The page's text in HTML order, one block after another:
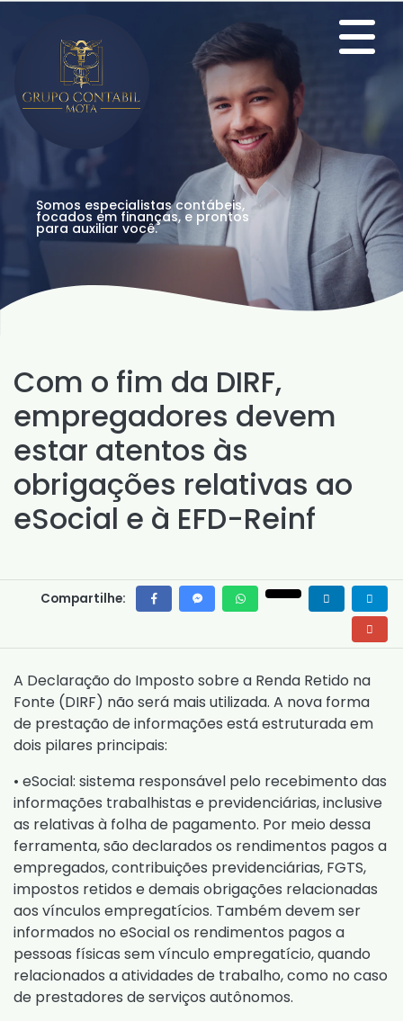
Somos especialistas contábeis,
focados em finanças, e prontos
para auxiliar você.
Com o fim da DIRF,
empregadores devem
estar atentos às
obrigações relativas ao
eSocial e à EFD-Reinf
Compartilhe:
A Declaração do Imposto sobre a Renda Retido na
Fonte (DIRF) não será mais utilizada. A nova forma
de prestação de informações está estruturada em
dois pilares principais:
• eSocial: sistema responsável pelo recebimento das
informações trabalhistas e previdenciárias, inclusive
as relativas à folha de pagamento. Por meio dessa
ferramenta, são declarados os rendimentos pagos a
empregados, contribuições previdenciárias, FGTS,
impostos retidos e demais obrigações relacionadas
aos vínculos empregatícios. Também devem ser
informados no eSocial os rendimentos pagos a
pessoas físicas sem vínculo empregatício, quando
relacionados a atividades de trabalho, como no caso
de prestadores de serviços autônomos.